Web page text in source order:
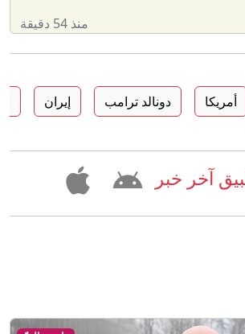
منذ 54 دقيقة
أمريكا دونالد ترامب إيران
آخر خبر